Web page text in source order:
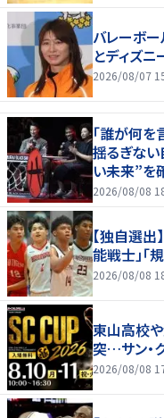
バレーボ
とディズ
2026/08/07
「誰が何を
揺るぎな
い未来”を
2026/08/08
【独自選出
能戦士」「
2026/08/08
東山高校
突…サン・
2026/08/08